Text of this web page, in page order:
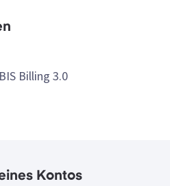
Billing 3.0
Kontos